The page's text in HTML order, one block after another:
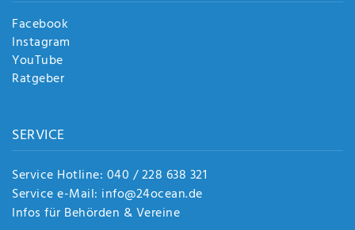
Facebook
Instagram
YouTube
Ratgeber
SERVICE
Service Hotline: 040 / 228 638 321
Service e-Mail: info@24ocean.de
Infos für Behörden & Vereine